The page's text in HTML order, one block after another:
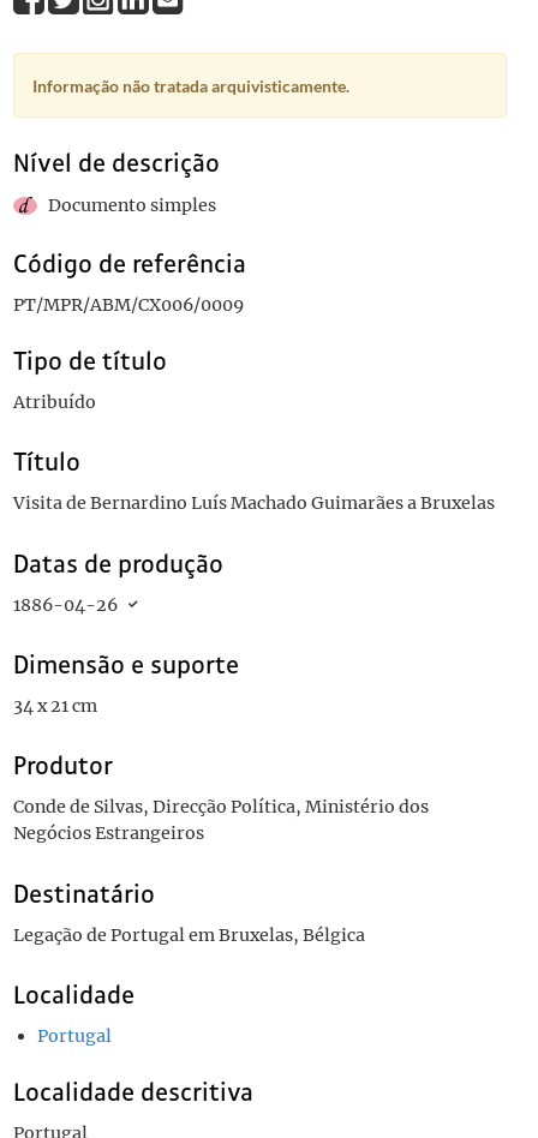
Informação não tratada arquivisticamente.
Nível de descrição
Documento simples
Código de referência
PT/MPR/ABM/CX006/0009
Tipo de título
Atribuído
Título
Visita de Bernardino Luís Machado Guimarães a Bruxelas
Datas de produção
1886-04-26
Dimensão e suporte
34 x 21 cm
Produtor
Conde de Silvas, Direcção Política, Ministério dos
Negócios Estrangeiros
Destinatário
Legação de Portugal em Bruxelas, Bélgica
Localidade
Portugal
Localidade descritiva
Portugal